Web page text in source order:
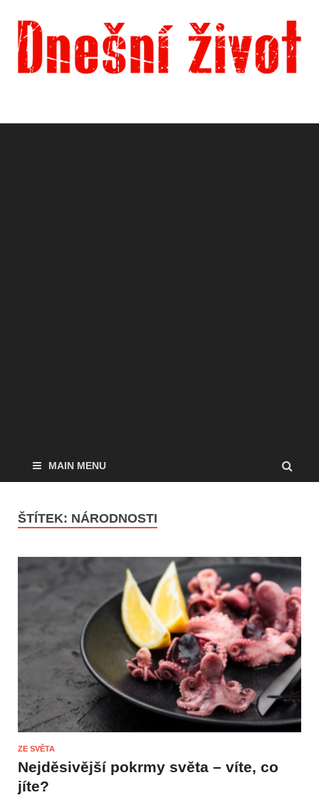
MAIN MENU
ŠTÍTEK: NÁRODNOSTI
ZE SVĚTA
Nejděsivější pokrmy světa – víte, co
jíte?